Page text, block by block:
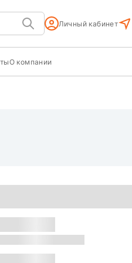
Личный кабинет
О компании